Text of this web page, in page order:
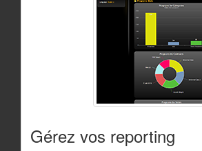
Gérez vos reporting